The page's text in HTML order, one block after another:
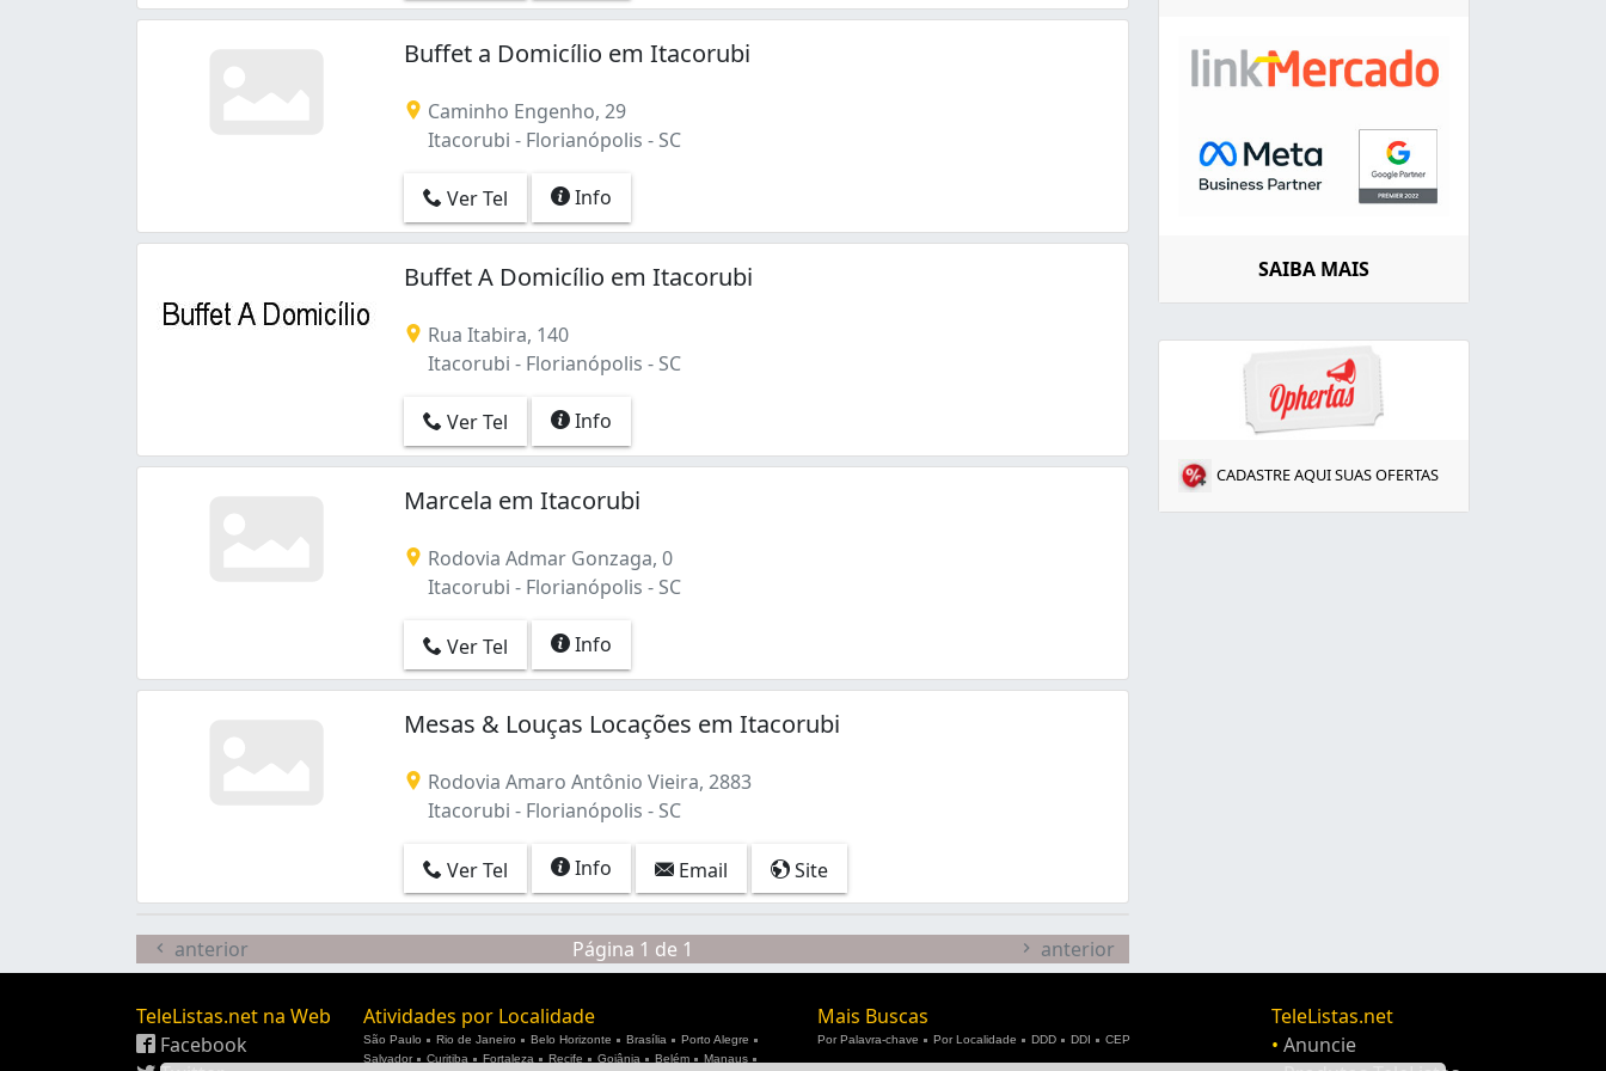
Córrego Grande (1)
Ingleses do Rio Vermelho (2)
Pantanal (1)
Ratones (1)
Saco Grande (1)
São João do Rio Vermelho (1)
Buffet a Domicílio em Itacorubi
Caminho Engenho, 29
Itacorubi - Florianópolis - SC
Ver Tel Info
Buffet A Domicílio em Itacorubi
Rua Itabira, 140
Itacorubi - Florianópolis - SC
Ver Tel Info
Marcela em Itacorubi
Rodovia Admar Gonzaga, 0
Itacorubi - Florianópolis - SC
Ver Tel Info
Mesas & Louças Locações em Itacorubi
Rodovia Amaro Antônio Vieira, 2883
Itacorubi - Florianópolis - SC
Ver Tel Info Email Site
SAIBA MAIS
CADASTRE AQUI SUAS OFERTAS
anterior Página 1 de 1 anterior
TeleListas.net na Web
Facebook
Atividades por Localidade
São Paulo Rio de Janeiro Belo Horizonte Brasília
Porto Alegre
Salvador
Curitiba Fortaleza Recife Goiânia Belém Manaus
Mais Buscas
Por Palavra-chave Por Localidade DDD DDI CEP
TeleListas.net
• Anuncie